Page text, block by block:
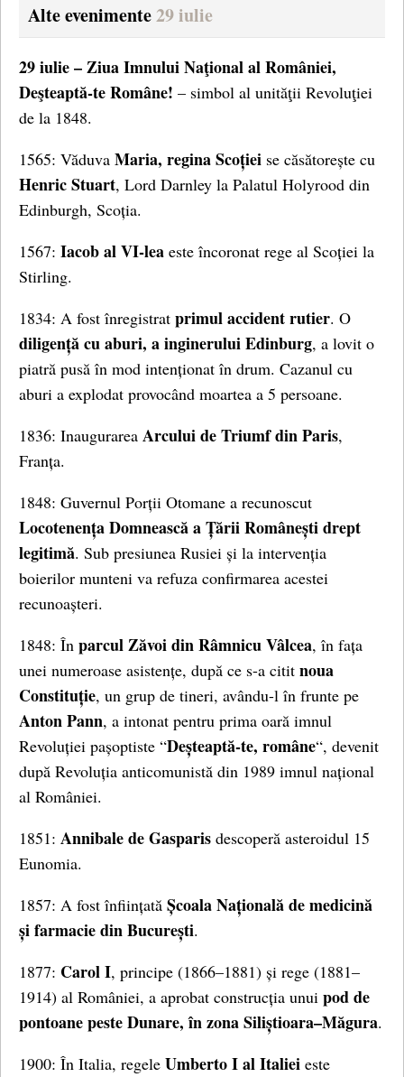
Alte evenimente29 iulie
29 iulie – Ziua Imnului Naţional al României,
Deşteaptă-te Române! – simbol al unităţii Revoluţiei
de la 1848.
1565: Văduva Maria, regina Scoției se căsătorește cu
Henric Stuart, Lord Darnley la Palatul Holyrood din
Edinburgh, Scoția.
1567: Iacob al VI-lea este încoronat rege al Scoției la
Stirling.
1834: A fost înregistrat primul accident rutier. O
diligență cu aburi, a inginerului Edinburg, a lovit o
piatră pusă în mod intenționat în drum. Cazanul cu
aburi a explodat provocând moartea a 5 persoane.
1836: Inaugurarea Arcului de Triumf din Paris,
Franța.
1848: Guvernul Porții Otomane a recunoscut
Locotenența Domnească a Țării Românești drept
legitimă. Sub presiunea Rusiei și la intervenția
boierilor munteni va refuza confirmarea acestei
recunoașteri.
1848: În parcul Zăvoi din Râmnicu Vâlcea, în fața
unei numeroase asistențe, după ce s-a citit noua
Constituție, un grup de tineri, avându-l în frunte pe
Anton Pann, a intonat pentru prima oară imnul
Revoluției pașoptiste “Deșteaptă-te, române“, devenit
după Revoluția anticomunistă din 1989 imnul național
al României.
1851: Annibale de Gasparis descoperă asteroidul 15
Eunomia.
1857: A fost înființată Școala Națională de medicină
și farmacie din București.
1877: Carol I, principe (1866–1881) și rege (1881–
1914) al României, a aprobat construcția unui pod de
pontoane peste Dunare, în zona Siliștioara–Măgura.
1900: În Italia, regele Umberto I al Italiei este